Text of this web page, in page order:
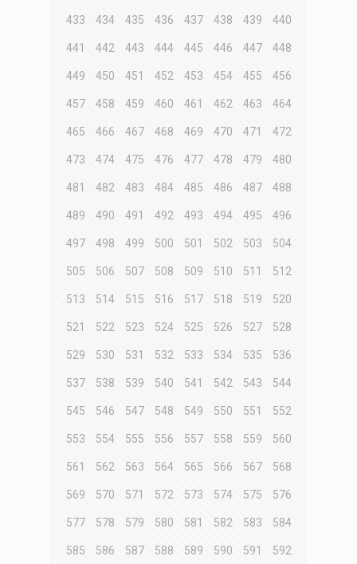
433 434 435 436 437 438 439 440
441 442 443 444 445 446 447 448
449 450 451 452 453 454 455 456
457 458 459 460 461 462 463 464
465 466 467 468 469 470 471 472
473 474 475 476 477 478 479 480
481 482 483 484 485 486 487 488
489 490 491 492 493 494 495 496
497 498 499 500 501 502 503 504
505 506 507 508 509 510 511 512
513 514 515 516 517 518 519 520
521 522 523 524 525 526 527 528
529 530 531 532 533 534 535 536
537 538 539 540 541 542 543 544
545 546 547 548 549 550 551 552
553 554 555 556 557 558 559 560
561 562 563 564 565 566 567 568
569 570 571 572 573 574 575 576
577 578 579 580 581 582 583 584
585 586 587 588 589 590 591 592